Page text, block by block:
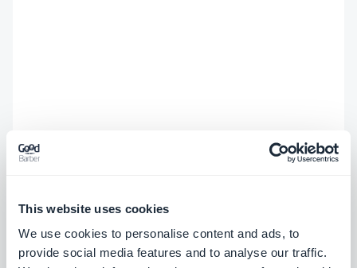
This website uses cookies
We use cookies to personalise content and ads, to
provide social media features and to analyse our traffic.